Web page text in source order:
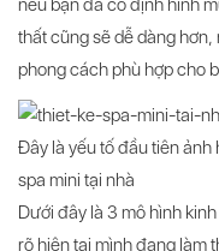
nếu bạn đã có định hình
thất cũng sẽ dễ dàng
phong cách phù hợp cho
Đây là yếu tố đầu tiên
spa mini tại nhà
Dưới đây là 3 mô hình
rõ hiện tại mình đang làm